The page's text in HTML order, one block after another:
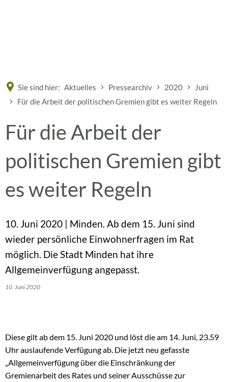
Sie sind hier: Aktuelles Pressearchiv 2020
Juni
Für die Arbeit der politischen Gremien gibt es weiter Regeln
Für die Arbeit der
politischen Gremien gibt
es weiter Regeln
10. Juni 2020 | Minden. Ab dem 15. Juni sind
wieder persönliche Einwohnerfragen im Rat
möglich. Die Stadt Minden hat ihre
Allgemeinverfügung angepasst.
10. Juni 2020
Diese gilt ab dem 15. Juni 2020 und löst die am 14. Juni, 23.59
Uhr auslaufende Verfügung ab. Die jetzt neu gefasste
„Allgemeinverfügung über die Einschränkung der
Gremienarbeit des Rates und seiner Ausschüsse zur